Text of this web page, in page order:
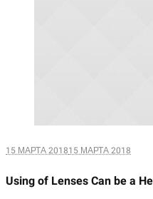
15 МАРТА 201815 МАРТА 2018
Using of Lenses Can be a